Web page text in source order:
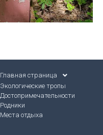
Главная страница
Экологические тропы
Достопримечательности
Родники
Места отдыха